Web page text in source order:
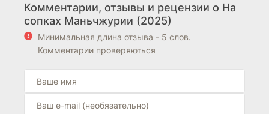
Комментарии, отзывы и рецензии о На
сопках Маньчжурии (2025)
Минимальная длина отзыва - 5 слов.
Комментарии проверяються